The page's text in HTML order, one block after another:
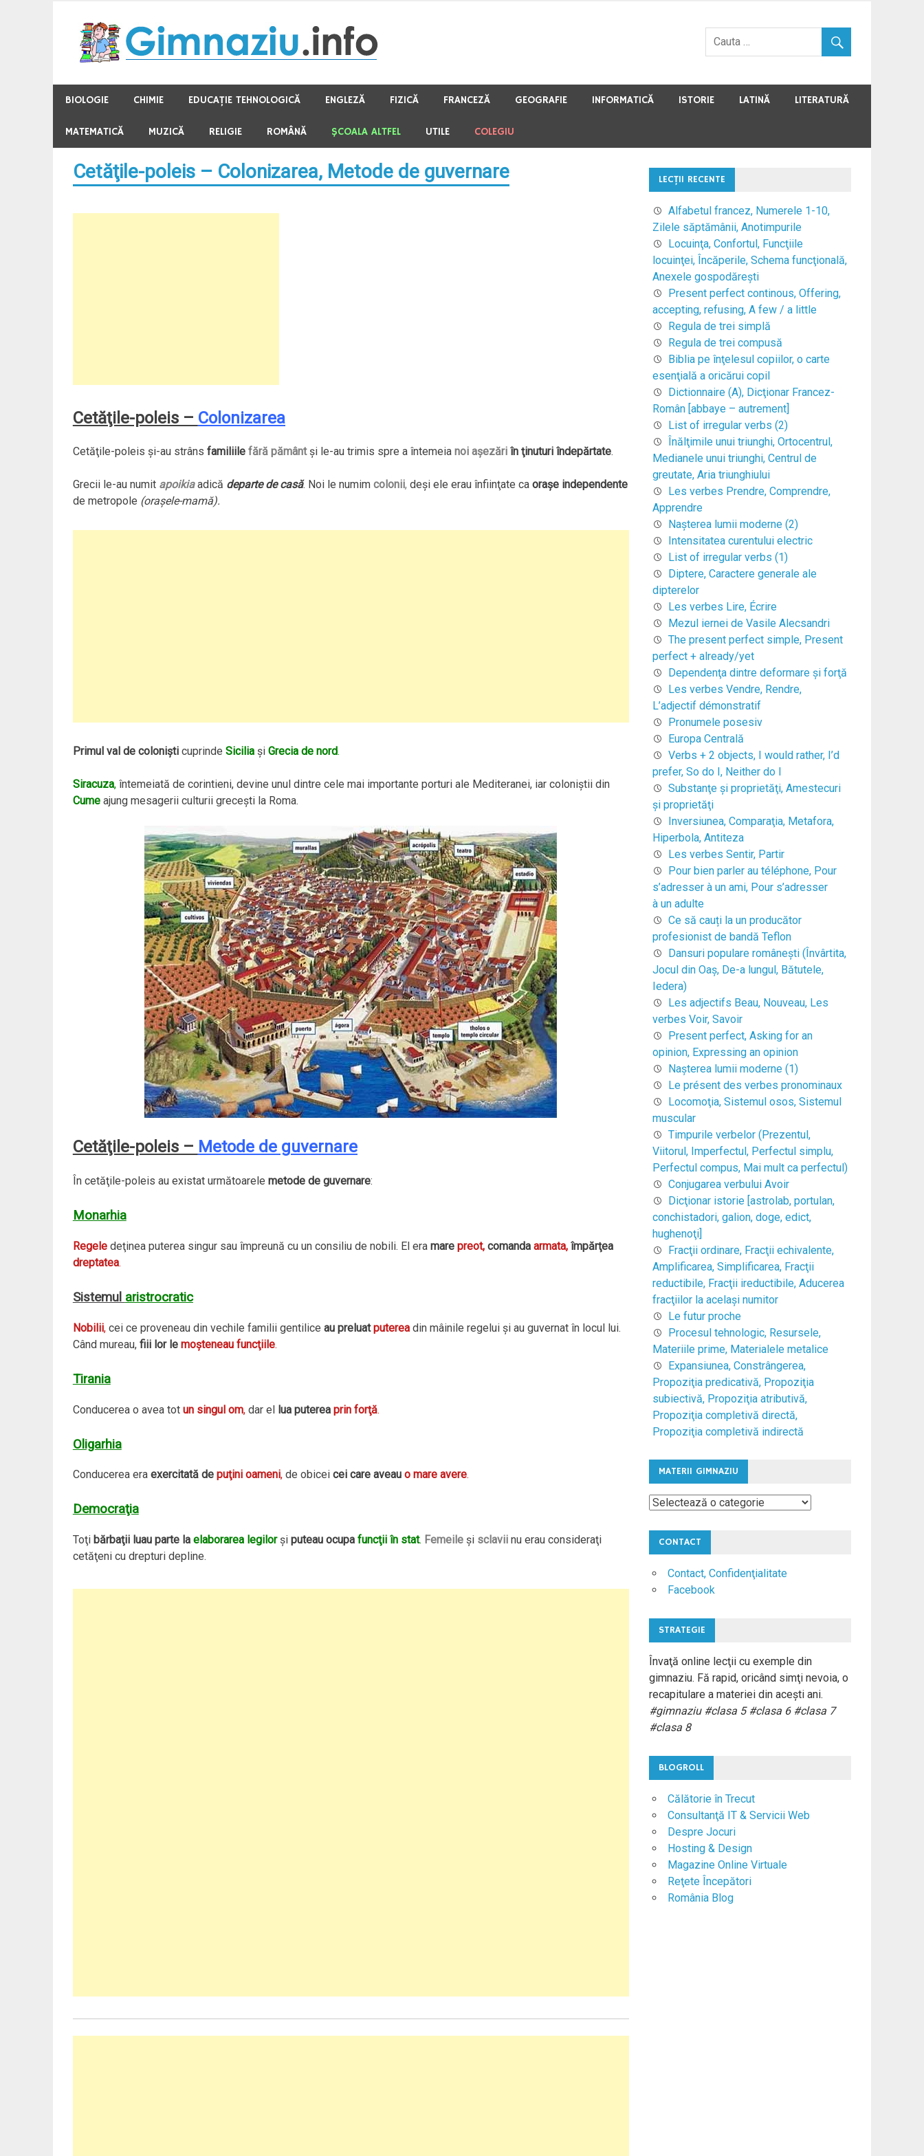
content
BIOLOGIE CHIMIE EDUCAŢIE TEHNOLOGICĂ ENGLEZĂ FIZICĂ FRANCEZĂ GEOGRAFIE INFORMATICĂ ISTORIE LATINĂ LITERATURĂ
MATEMATICĂ MUZICĂ RELIGIE ROMÂNĂ ŞCOALA ALTFEL UTILE COLEGIU
Cetăţile-poleis – Colonizarea, Metode de guvernare
Cetăţile-poleis – Colonizarea
Cetăţile-poleis şi-au strâns familiile fără pământşi le-au trimis spre a întemeia noi aşezăriîn ţinuturi îndepărtate.
Grecii le-au numit apoikia adică departe de casă. Noi le numim colonii, deşi ele erau înfiinţate ca oraşe independente
de metropole (oraşele-mamă).
Primul val de colonişticuprinde Siciliaşi Grecia de nord.
Siracuza,întemeiată de corintieni, devine unul dintre cele mai importante porturi ale Mediteranei, iar coloniştii din
Cumeajung mesagerii culturii greceşti la Roma.
Cetăţile-poleis – Metode de guvernare
În cetăţile-poleis au existat următoarele metode de guvernare:
Monarhia
Regeledeţinea puterea singur sau împreună cu un consiliu de nobili. El era mare preot,comanda armata,împărţea
dreptatea.
Sistemul aristrocratic
Nobilii,cei ce proveneau din vechile familii gentilice au preluatputereadin mâinile regelui şi au guvernat în locul lui.
Când mureau, fiii lor le moşteneau funcţiile.
Tirania
Conducerea o avea tot un singul om,dar el lua puterea prin forţă.
Oligarhia
Conducerea era exercitată de puţini oameni,de obicei cei care aveau o mare avere.
Democraţia
Toţibărbaţii luau parte la elaborarea legilorşiputeau ocupa funcţii în stat. Femeileşi sclaviinu erau consideraţi
cetăţeni cu drepturi depline.
LECŢII RECENTE
Alfabetul francez, Numerele 1-10,
Zilele săptămânii, Anotimpurile
Locuinţa, Confortul, Funcţiile
locuinţei, Încăperile, Schema funcţională,
Anexele gospodăreşti
Present perfect continous, Offering,
accepting, refusing, A few / a little
Regula de trei simplă
Regula de trei compusă
Biblia pe înţelesul copiilor, o carte
esenţială a oricărui copil
Dictionnaire (A), Dicţionar Francez-
Român [abbaye – autrement]
List of irregular verbs (2)
Înălţimile unui triunghi, Ortocentrul,
Medianele unui triunghi, Centrul de
greutate, Aria triunghiului
Les verbes Prendre, Comprendre,
Apprendre
Naşterea lumii moderne (2)
Intensitatea curentului electric
List of irregular verbs (1)
Diptere, Caractere generale ale
dipterelor
Les verbes Lire, Écrire
Mezul iernei de Vasile Alecsandri
The present perfect simple, Present
perfect + already/yet
Dependenţa dintre deformare şi forţă
Les verbes Vendre, Rendre,
L’adjectif démonstratif
Pronumele posesiv
Europa Centrală
Verbs + 2 objects, I would rather, I’d
prefer, So do I, Neither do I
Substanţe şi proprietăţi, Amestecuri
şi proprietăţi
Inversiunea, Comparaţia, Metafora,
Hiperbola, Antiteza
Les verbes Sentir, Partir
Pour bien parler au téléphone, Pour
s’adresser à un ami, Pour s’adresser
à un adulte
Ce să cauți la un producător
profesionist de bandă Teflon
Dansuri populare româneşti (Învârtita,
Jocul din Oaş, De-a lungul, Bătutele,
Iedera)
Les adjectifs Beau, Nouveau, Les
verbes Voir, Savoir
Present perfect, Asking for an
opinion, Expressing an opinion
Naşterea lumii moderne (1)
Le présent des verbes pronominaux
Locomoţia, Sistemul osos, Sistemul
muscular
Timpurile verbelor (Prezentul,
Viitorul, Imperfectul, Perfectul simplu,
Perfectul compus, Mai mult ca perfectul)
Conjugarea verbului Avoir
Dicţionar istorie [astrolab, portulan,
conchistadori, galion, doge, edict,
hughenoţi]
Fracţii ordinare, Fracţii echivalente,
Amplificarea, Simplificarea, Fracţii
reductibile, Fracţii ireductibile, Aducerea
fracţiilor la acelaşi numitor
Le futur proche
Procesul tehnologic, Resursele,
Materiile prime, Materialele metalice
Expansiunea, Constrângerea,
Propoziţia predicativă, Propoziţia
subiectivă, Propoziţia atributivă,
Propoziţia completivă directă,
Propoziţia completivă indirectă
MATERII GIMNAZIU
Materii
CONTACT
Contact, Confidenţialitate
Facebook
STRATEGIE
Învaţă online lecţii cu exemple din
gimnaziu. Fă rapid, oricând simţi nevoia, o
recapitulare a materiei din aceşti ani.
#gimnaziu #clasa 5 #clasa 6 #clasa 7
#clasa 8
BLOGROLL
Călătorie în Trecut
Consultanţă IT & Servicii Web
Despre Jocuri
Hosting & Design
Magazine Online Virtuale
Reţete Începători
România Blog